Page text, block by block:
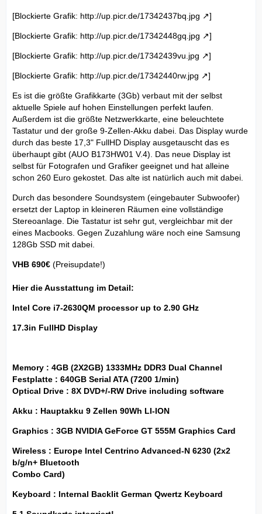
[Blockierte Grafik: http://up.picr.de/17342437bq.jpg ]
[Blockierte Grafik: http://up.picr.de/17342448gq.jpg ]
[Blockierte Grafik: http://up.picr.de/17342439vu.jpg ]
[Blockierte Grafik: http://up.picr.de/17342440rw.jpg ]
Es ist die größte Grafikkarte (3Gb) verbaut mit der selbst
aktuelle Spiele auf hohen Einstellungen perfekt laufen.
Außerdem ist die größte Netzwerkkarte, eine beleuchtete
Tastatur und der große 9-Zellen-Akku dabei. Das Display wurde
durch das beste 17,3" FullHD Display ausgetauscht das es
überhaupt gibt (AUO B173HW01 V.4). Das neue Display ist
selbst für Fotografen und Grafiker geeignet und hat alleine
schon 260 Euro gekostet. Das alte ist natürlich auch mit dabei.
Durch das besondere Soundsystem (eingebauter Subwoofer)
ersetzt der Laptop in kleineren Räumen eine vollständige
Stereoanlage. Die Tastatur ist sehr gut, vergleichbar mit der
eines Macbooks. Gegen Zuzahlung wäre noch eine Samsung
128Gb SSD mit dabei.
VHB 690€ (Preisupdate!)
Hier die Ausstattung im Detail:
Intel Core i7-2630QM processor up to 2.90 GHz
17.3in FullHD Display
Memory : 4GB (2X2GB) 1333MHz DDR3 Dual Channel
Festplatte : 640GB Serial ATA (7200 1/min)
Optical Drive : 8X DVD+/-RW Drive including software
Akku : Hauptakku 9 Zellen 90Wh LI-ION
Graphics : 3GB NVIDIA GeForce GT 555M Graphics Card
Wireless : Europe Intel Centrino Advanced-N 6230 (2x2
b/g/n+ Bluetooth
Combo Card)
Keyboard : Internal Backlit German Qwertz Keyboard